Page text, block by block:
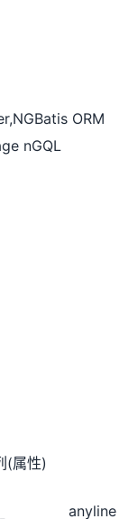
ORM
nGQL
(属性)
anyline